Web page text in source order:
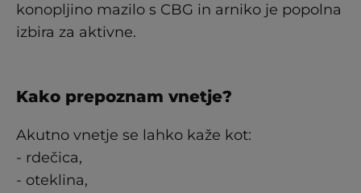
konopljino mazilo s CBG in arniko je popolna
izbira za aktivne.
Kako prepoznam vnetje?
Akutno vnetje se lahko kaže kot:
- rdečica,
- oteklina,